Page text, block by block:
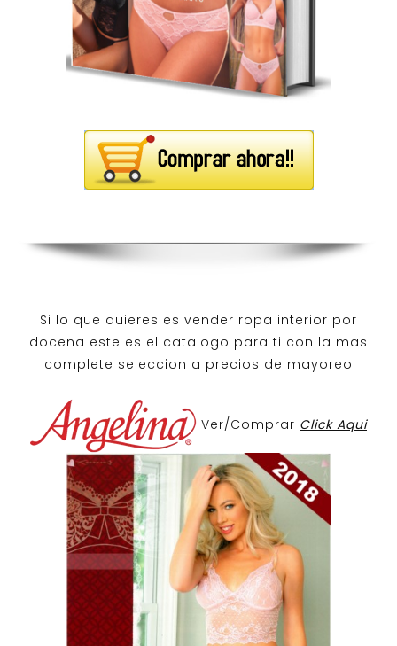
Si lo que quieres es vender ropa interior por
docena este es el catalogo para ti con la mas
complete seleccion a precios de mayoreo
Ver/Comprar Click Aqui